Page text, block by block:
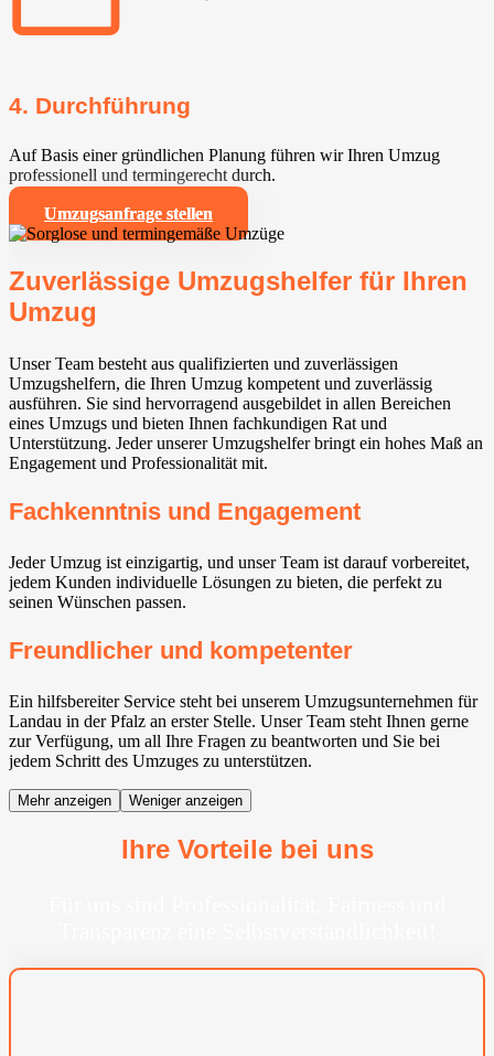
4. Durchführung
Auf Basis einer gründlichen Planung führen wir Ihren Umzug
professionell und termingerecht durch.
Umzugsanfrage stellen
Zuverlässige Umzugshelfer für Ihren
Umzug
Unser Team besteht aus qualifizierten und zuverlässigen
Umzugshelfern, die Ihren Umzug kompetent und zuverlässig
ausführen. Sie sind hervorragend ausgebildet in allen Bereichen
eines Umzugs und bieten Ihnen fachkundigen Rat und
Unterstützung. Jeder unserer Umzugshelfer bringt ein hohes Maß an
Engagement und Professionalität mit.
Fachkenntnis und Engagement
Jeder Umzug ist einzigartig, und unser Team ist darauf vorbereitet,
jedem Kunden individuelle Lösungen zu bieten, die perfekt zu
seinen Wünschen passen.
Freundlicher und kompetenter
Ein hilfsbereiter Service steht bei unserem Umzugsunternehmen für
Landau in der Pfalz an erster Stelle. Unser Team steht Ihnen gerne
zur Verfügung, um all Ihre Fragen zu beantworten und Sie bei
jedem Schritt des Umzuges zu unterstützen.
Mehr anzeigen Weniger anzeigen
Ihre Vorteile bei uns